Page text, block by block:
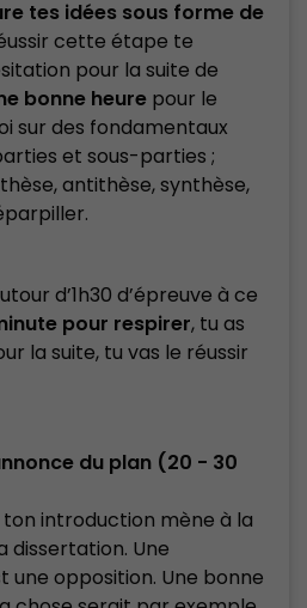
tes idées sous forme de
cette étape te
pour la suite de
bonne heure pour le
sur des fondamentaux
et sous-parties ;
antithèse, synthèse,
d’1h30 d’épreuve à ce
pour respirer, tu as
la suite, tu vas le réussir
du plan (20 - 30
ton introduction mène à la
dissertation. Une
une opposition. Une bonne